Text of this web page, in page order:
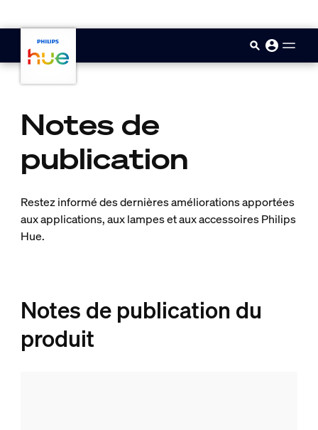
Notes de
publication
Restez informé des dernières améliorations apportées
aux applications, aux lampes et aux accessoires Philips
Hue.
Notes de publication du
produit